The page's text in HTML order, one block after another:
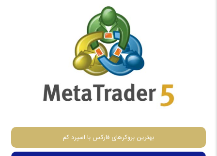
بهترین بروکرهای فارکس با اسپرد کم